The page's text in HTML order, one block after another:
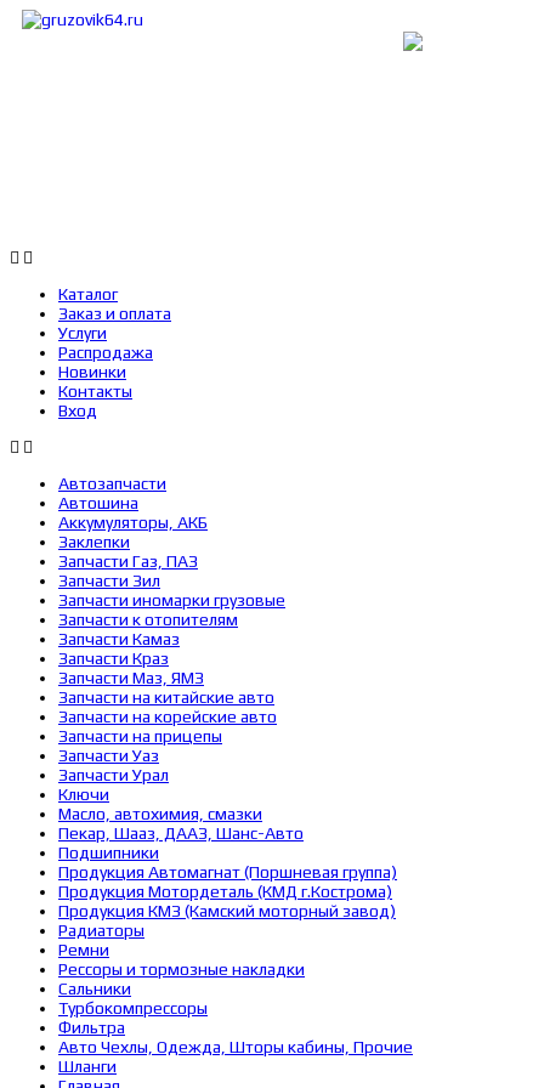
Каталог
Заказ и оплата
Услуги
Распродажа
Новинки
Контакты
Вход
Автозапчасти
Автошина
Аккумуляторы, АКБ
Заклепки
Запчасти Газ, ПАЗ
Запчасти Зил
Запчасти иномарки грузовые
Запчасти к отопителям
Запчасти Камаз
Запчасти Краз
Запчасти Маз, ЯМЗ
Запчасти на китайские авто
Запчасти на корейские авто
Запчасти на прицепы
Запчасти Уаз
Запчасти Урал
Ключи
Масло, автохимия, смазки
Пекар, Шааз, ДААЗ, Шанс-Авто
Подшипники
Продукция Автомагнат (Поршневая группа)
Продукция Мотордеталь (КМД г.Кострома)
Продукция КМЗ (Камский моторный завод)
Радиаторы
Ремни
Рессоры и тормозные накладки
Сальники
Турбокомпрессоры
Фильтра
Авто Чехлы, Одежда, Шторы кабины, Прочие
Шланги